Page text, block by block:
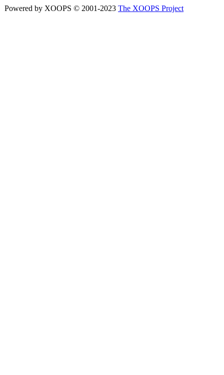
Powered by XOOPS © 2001-2023 The XOOPS Project